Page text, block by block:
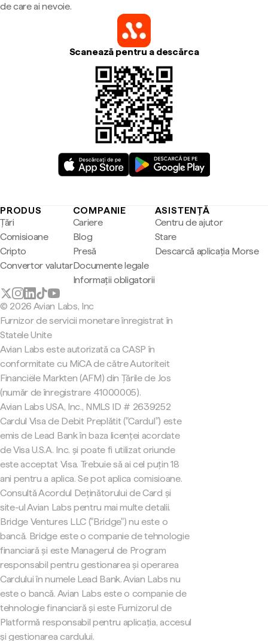
de care ai nevoie.
Scanează pentru a descărca
PRODUS
Țări
Comisioane
Cripto
Convertor valutar
COMPANIE
Cariere
Blog
Presă
Documente legale
Informații obligatorii
ASISTENȚĂ
Centru de ajutor
Stare
Descarcă aplicația Morse
© 2026 Avian Labs, Inc
Furnizor de servicii monetare înregistrat în
Statele Unite
Avian Labs este autorizată ca CASP în
conformitate cu MiCA de către Autoriteit
Financiële Markten (AFM) din Țările de Jos
(număr de înregistrare 41000005).
Avian Labs USA, Inc., NMLS ID # 2639252
Cardul Visa de Debit Preplătit ("Cardul") este
emis de Lead Bank în baza licenței acordate
de Visa U.S.A. Inc. și poate fi utilizat oriunde
este acceptat Visa. Trebuie să ai cel puțin 18
ani pentru a aplica. Se pot aplica comisioane.
Consultă Acordul Deținătorului de Card și
site-ul Avian Labs pentru mai multe detalii.
Bridge Ventures LLC ("Bridge") nu este o
bancă. Bridge este o companie de tehnologie
financiară și este Managerul de Program
responsabil pentru gestionarea și operarea
Cardului în numele Lead Bank. Avian Labs nu
este o bancă. Avian Labs este o companie de
tehnologie financiară și este Furnizorul de
Platformă responsabil pentru aplicația, accesul
și gestionarea cardului.